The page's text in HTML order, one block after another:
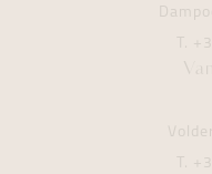
T.
T.